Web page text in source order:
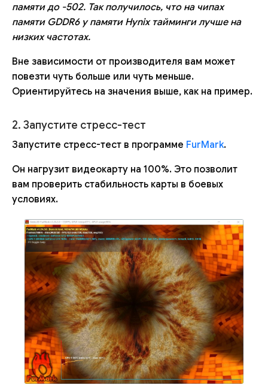
памяти до -502. Так получилось, что на чипах
памяти GDDR6 у памяти Hynix тайминги лучше на
низких частотах.
Вне зависимости от производителя вам может
повезти чуть больше или чуть меньше.
Ориентируйтесь на значения выше, как на пример.
2. Запустите стресс-тест
Запустите стресс-тест в программе FurMark.
Он нагрузит видеокарту на 100%. Это позволит
вам проверить стабильность карты в боевых
условиях.